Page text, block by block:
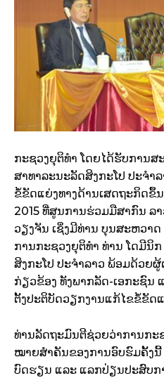
ກະຊວງ​ຍຸຕິ​ທຳ ໂດຍ​ໄດ້​ຮັບການ​
ສາທາລະນະ​ລັດສິງກະໂປ ປະຈຳ​
ຂໍ້​ຂັດ​ແຍ່ງ​ທາງ​ດ້ານ​ເສດຖະ​ກິດ​ຂຶ້
2015 ທີ່​ສູນ​ການ​ຮ່ວມມື​ສາກົນ ລ
ວຽງ​ຈັນ ເຊິ່ງ​ມີທ່ານ ບຸນ​ສະຫວາ
ການ​ກະຊວງ​ຍຸຕິ​ທຳ ທ່ານ ໂດມີ​ນິ
ສິງກະໂປ ປະຈຳລາວ ພ້ອມ​ດ້ວຍ​
ກ່ຽວຂ້ອງ ທັງພາກ​ລັດ-ເອກະ​ຊົນ
ຕັ້ງ​ປະຕິ​ບັດ​ວຽກ​ງານແກ້​ໄຂ​ຂໍ້​ຂັດ​
ທ່ານ​ລັດຖະມົນຕີ​ຊ່ວຍ​ວ່າການ​ກະ
ໝາຍ​ສຳຄັນ​ຂອງ​ການ​ອົບຮົມ​ຄັ້ງ​ນີ້
ບົດຮຽນ ແລະ ແລກປ່ຽນ​ປະສົບ​